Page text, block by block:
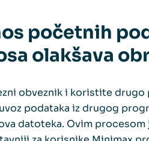
početnih
olakšava
obveznik i koristite drugo
podataka iz drugog
datoteka. Ovim